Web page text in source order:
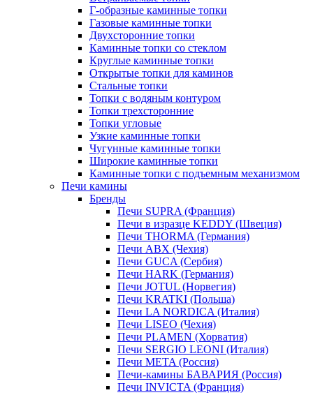
Г-образные каминные топки
Газовые каминные топки
Двухсторонние топки
Каминные топки со стеклом
Круглые каминные топки
Открытые топки для каминов
Стальные топки
Топки с водяным контуром
Топки трехсторонние
Топки угловые
Узкие каминные топки
Чугунные каминные топки
Широкие каминные топки
Каминные топки с подъемным механизмом
Печи камины
Бренды
Печи SUPRA (Франция)
Печи в изразце KEDDY (Швеция)
Печи THORMA (Германия)
Печи ABX (Чехия)
Печи GUCA (Сербия)
Печи HARK (Германия)
Печи JOTUL (Норвегия)
Печи KRATKI (Польша)
Печи LA NORDICA (Италия)
Печи LISEO (Чехия)
Печи PLAMEN (Хорватия)
Печи SERGIO LEONI (Италия)
Печи META (Россия)
Печи-камины БАВАРИЯ (Россия)
Печи INVICTA (Франция)